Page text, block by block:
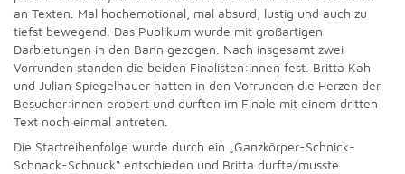
an Texten. Mal hochemotional, mal absurd, lustig und auch zu
tiefst bewegend. Das Publikum wurde mit großartigen
Darbietungen in den Bann gezogen. Nach insgesamt zwei
Vorrunden standen die beiden Finalisten:innen fest. Britta Kah
und Julian Spiegelhauer hatten in den Vorrunden die Herzen der
Besucher:innen erobert und durften im Finale mit einem dritten
Text noch einmal antreten.
Die Startreihenfolge wurde durch ein „Ganzkörper-Schnick-
Schnack-Schnuck“ entschieden und Britta durfte/musste